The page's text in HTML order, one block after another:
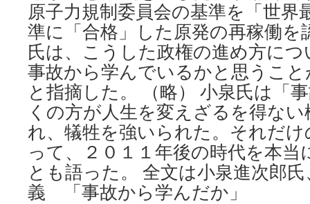
原子力規制委員会の基準を「世界
準に「合格」した原発の再稼働を
氏は、こうした政権の進め方に
事故から学んでいるかと思うこ
と指摘した。 （略） 小泉氏は「
くの方が人生を変えざるを得な
れ、犠牲を強いられた。それだ
って、２０１１年後の時代を本
とも語った。 全文は小泉進次郎
義 「事故から学んだか」